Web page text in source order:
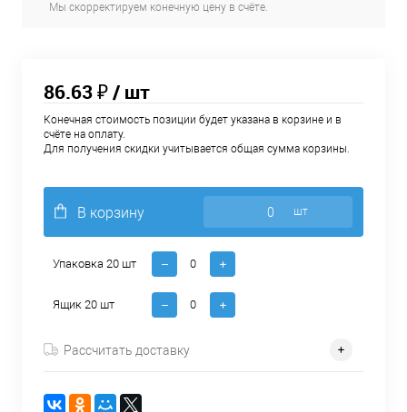
Мы скорректируем конечную цену в счёте.
86.63 ₽/ шт
Конечная стоимость позиции будет указана в корзине и в
счёте на оплату.
Для получения скидки учитывается общая сумма корзины.
В корзину шт
Упаковка 20 шт
Ящик 20 шт
Рассчитать доставку